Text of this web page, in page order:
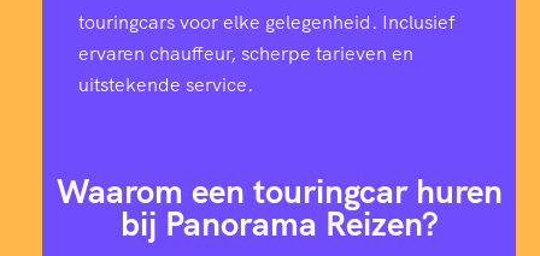
touringcars voor elke gelegenheid. Inclusief
ervaren chauffeur, scherpe tarieven en
uitstekende service.
Waarom een touringcar huren
bij Panorama Reizen?